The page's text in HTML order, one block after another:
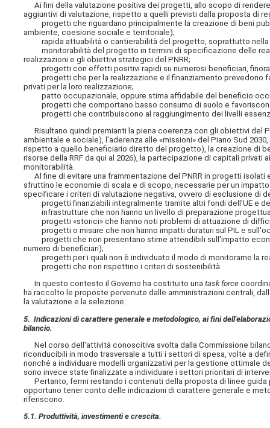
Ai fini della valutazione positiva dei progetti, allo scopo di
aggiuntivi di valutazione, rispetto a quelli previsti dalla proposta di
progetti che riguardano principalmente la creazione di beni
ambiente, coesione sociale e territoriale);
rapida attuabilità o cantierabilità del progetto, soprattutto nella
monitorabilità del progetto in termini di specificazione delle
realizzazioni e gli obiettivi strategici del PNRR;
progetti con effetti positivi rapidi su numerosi beneficiari, finora
progetti che per la realizzazione e il finanziamento prevedono
privati per la loro realizzazione;
patto occupazionale, oppure stima affidabile del beneficio
progetti che comportano basso consumo di suolo e
progetti che contribuiscono al raggiungimento dei livelli
Risultano quindi premianti la piena coerenza con gli obiettivi del
ambientale e sociale), l'aderenza alle «missioni» del Piano Sud
rispetto a quello beneficiario diretto del progetto), la creazione di
risorse della RRF da qui al 2026), la partecipazione di capitali
monitorabilità.
Al fine di evitare una frammentazione del PNRR in progetti
sfruttino le economie di scala e di scopo, necessarie per un
specificare i criteri di valutazione negativa, ovvero di esclusione di
progetti finanziabili integralmente tramite altri fondi dell'UE e del
infrastrutture che non hanno un livello di preparazione
progetti «storici» che hanno noti problemi di attuazione di
progetti o misure che non hanno impatti duraturi sul PIL e
progetti che non presentano stime attendibili sull'impatto
numero di beneficiari);
progetti per i quali non è individuato il modo di monitorarne la
progetti che non rispettino i criteri di sostenibilità.
In questo contesto il Governo ha costituito unatask force
ha raccolto le proposte pervenute dalle amministrazioni centrali,
la valutazione e la selezione.
5. Indicazioni di carattere generale e metodologico, ai fini
bilancio.
Nel corso dell'attività conoscitiva svolta dalla Commissione
riconducibili in modo trasversale a tutti i settori di spesa, volte a
nonché a individuare modelli organizzativi per la gestione ottimale
sono invece state finalizzate a individuare i settori prioritari di
Pertanto, fermi restando i contenuti della proposta di linee guida
opportuno tener conto delle indicazioni di carattere generale e
riferiscono.
5.1. Produttività, investimenti e crescita.